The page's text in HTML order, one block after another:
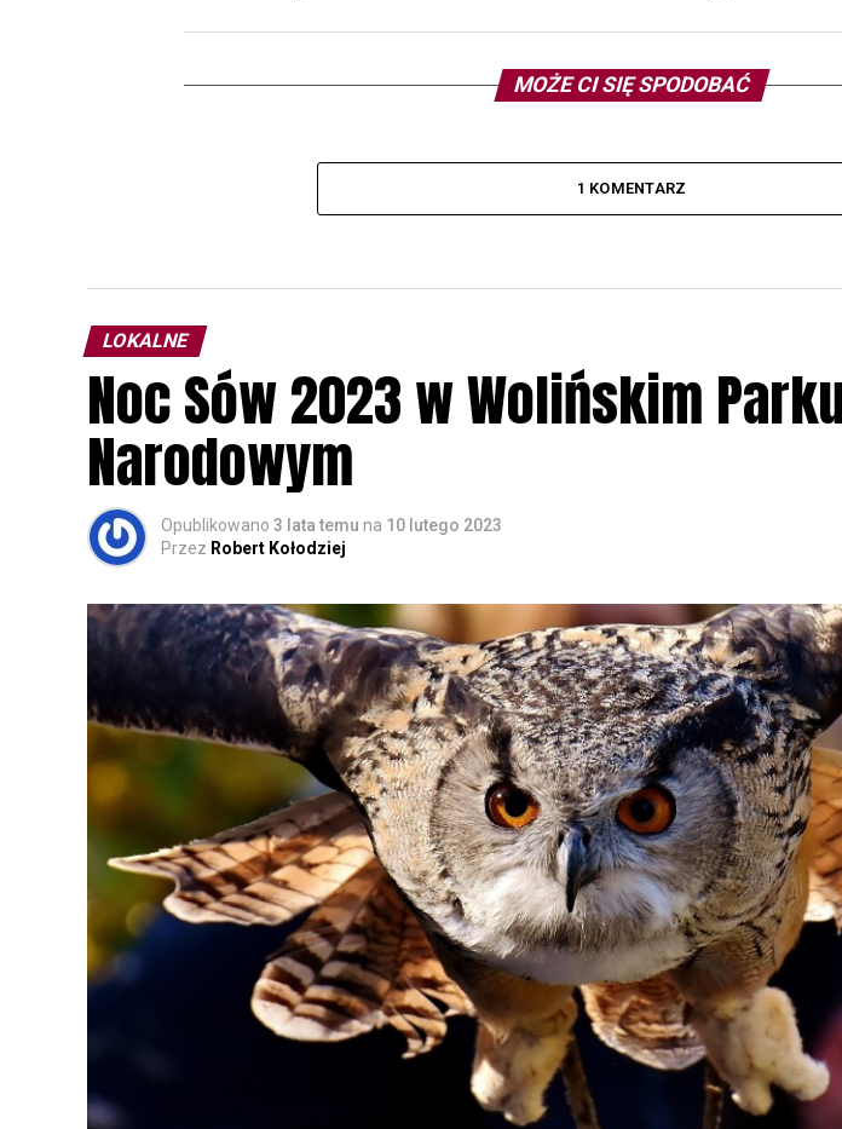
MOŻE CI SIĘ SPODOBAĆ
1 KOMENTARZ
LOKALNE
Noc Sów 2023 w Wolińskim
Narodowym
Opublikowano 3 lata temu na 10 lutego 2023
Przez Robert Kołodziej